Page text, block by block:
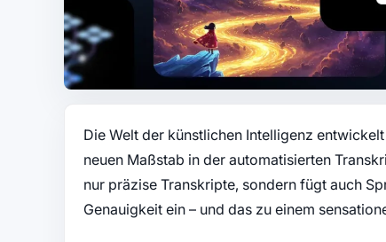
Die Welt der künstlichen Intelligenz
neuen Maßstab in der automatisierten
nur präzise Transkripte, sondern fügt auch
Genauigkeit ein – und das zu einem